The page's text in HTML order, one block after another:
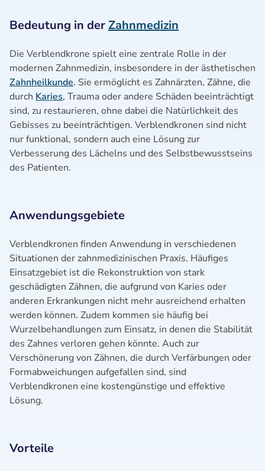
Bedeutung in der Zahnmedizin
Die Verblendkrone spielt eine zentrale Rolle in der
modernen Zahnmedizin, insbesondere in der ästhetischen
Zahnheilkunde. Sie ermöglicht es Zahnärzten, Zähne, die
durch Karies, Trauma oder andere Schäden beeinträchtigt
sind, zu restaurieren, ohne dabei die Natürlichkeit des
Gebisses zu beeinträchtigen. Verblendkronen sind nicht
nur funktional, sondern auch eine Lösung zur
Verbesserung des Lächelns und des Selbstbewusstseins
des Patienten.
Anwendungsgebiete
Verblendkronen finden Anwendung in verschiedenen
Situationen der zahnmedizinischen Praxis. Häufiges
Einsatzgebiet ist die Rekonstruktion von stark
geschädigten Zähnen, die aufgrund von Karies oder
anderen Erkrankungen nicht mehr ausreichend erhalten
werden können. Zudem kommen sie häufig bei
Wurzelbehandlungen zum Einsatz, in denen die Stabilität
des Zahnes verloren gehen könnte. Auch zur
Verschönerung von Zähnen, die durch Verfärbungen oder
Formabweichungen aufgefallen sind, sind
Verblendkronen eine kostengünstige und effektive
Lösung.
Vorteile